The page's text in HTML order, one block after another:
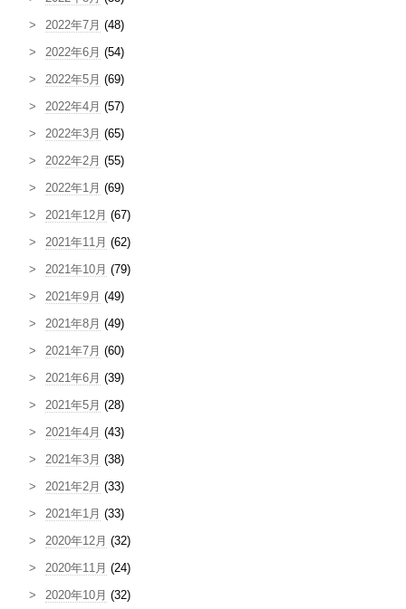
2022年7月 (48)
2022年6月 (54)
2022年5月 (69)
2022年4月 (57)
2022年3月 (65)
2022年2月 (55)
2022年1月 (69)
2021年12月 (67)
2021年11月 (62)
2021年10月 (79)
2021年9月 (49)
2021年8月 (49)
2021年7月 (60)
2021年6月 (39)
2021年5月 (28)
2021年4月 (43)
2021年3月 (38)
2021年2月 (33)
2021年1月 (33)
2020年12月 (32)
2020年11月 (24)
2020年10月 (32)